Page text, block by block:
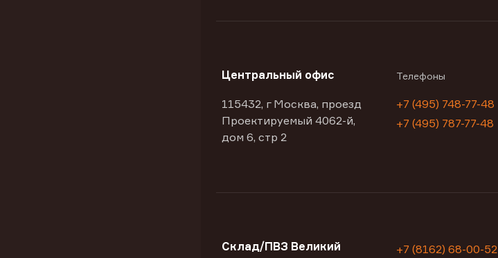
Центральный офис
115432, г Москва, проезд
Проектируемый 4062-й,
дом 6, стр 2
Телефоны
+7 (495) 748-77-48
+7 (495) 787-77-48
Склад/ПВЗ Великий
+7 (8162) 68-00-52